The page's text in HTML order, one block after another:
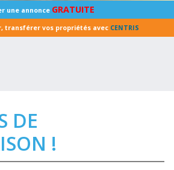
une annonce GRATUITE
transférer vos propriétés avec CENTRIS
DE
!